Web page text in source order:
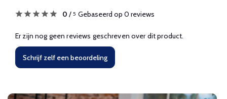
0 / 5 Gebaseerd op 0 reviews
Er zijn nog geen reviews geschreven over dit product.
Schrijf zelf een beoordeling